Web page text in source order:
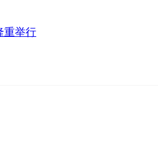
重举行